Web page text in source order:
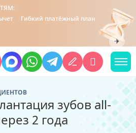
Гибкий платёжный план
зубов all-
2 года